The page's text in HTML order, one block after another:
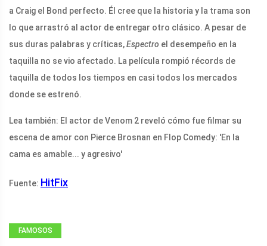
a Craig el Bond perfecto. Él cree que la historia y la trama son
lo que arrastró al actor de entregar otro clásico. A pesar de
sus duras palabras y críticas,Espectro el desempeño en la
taquilla no se vio afectado. La película rompió récords de
taquilla de todos los tiempos en casi todos los mercados
donde se estrenó.
Lea también: El actor de Venom 2 reveló cómo fue filmar su
escena de amor con Pierce Brosnan en Flop Comedy: 'En la
cama es amable... y agresivo'
Fuente: HitFix
FAMOSOS